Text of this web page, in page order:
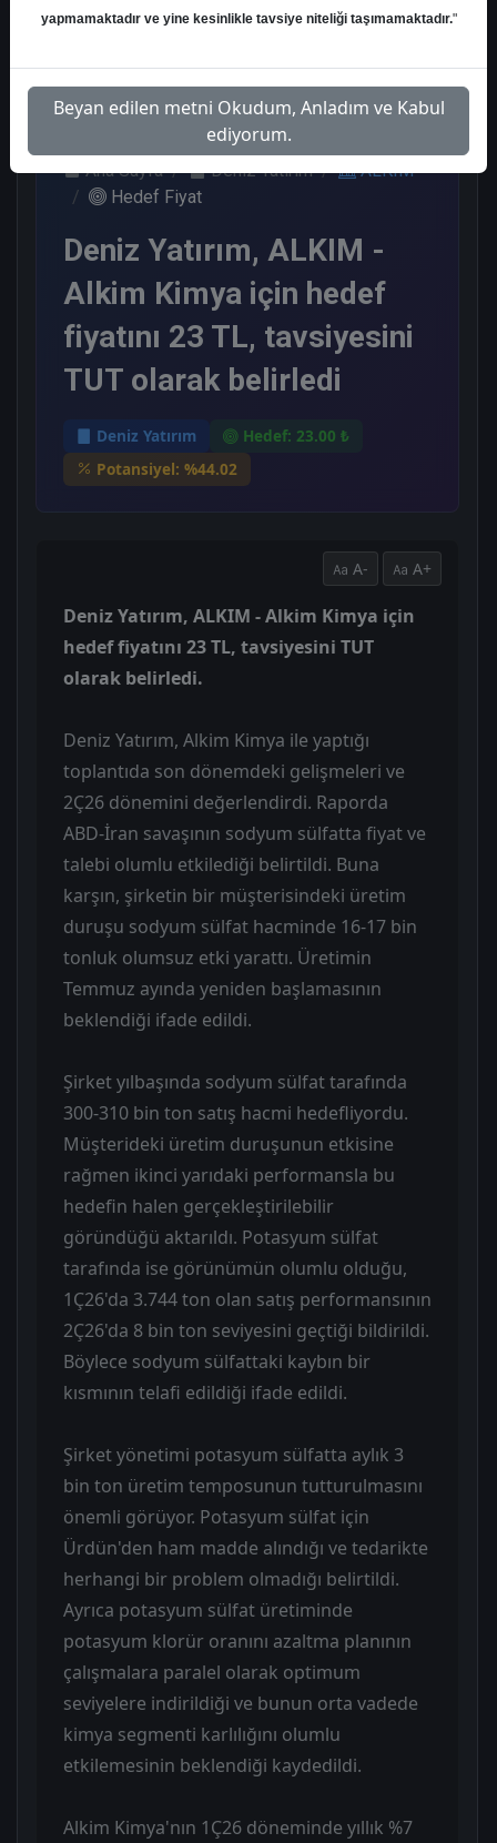
1
Ana Sayfa Deniz Yatırım
ALKIM
Hedef Fiyat
Deniz Yatırım, ALKIM -
Alkim Kimya için hedef
fiyatını 23 TL, tavsiyesini
TUT olarak belirledi
Deniz Yatırım
Hedef: 23.00 ₺
Potansiyel: %44.02
A- A+
Deniz Yatırım, ALKIM - Alkim Kimya için
hedef fiyatını 23 TL, tavsiyesini TUT
olarak belirledi.
Deniz Yatırım, Alkim Kimya ile yaptığı
toplantıda son dönemdeki gelişmeleri ve
2Ç26 dönemini değerlendirdi. Raporda
ABD-İran savaşının sodyum sülfatta fiyat ve
talebi olumlu etkilediği belirtildi. Buna
karşın, şirketin bir müşterisindeki üretim
duruşu sodyum sülfat hacminde 16-17 bin
tonluk olumsuz etki yarattı. Üretimin
Temmuz ayında yeniden başlamasının
beklendiği ifade edildi.
Şirket yılbaşında sodyum sülfat tarafında
300-310 bin ton satış hacmi hedefliyordu.
Müşterideki üretim duruşunun etkisine
rağmen ikinci yarıdaki performansla bu
hedefin halen gerçekleştirilebilir
göründüğü aktarıldı. Potasyum sülfat
tarafında ise görünümün olumlu olduğu,
1Ç26'da 3.744 ton olan satış performansının
2Ç26'da 8 bin ton seviyesini geçtiği bildirildi.
Böylece sodyum sülfattaki kaybın bir
kısmının telafi edildiği ifade edildi.
Şirket yönetimi potasyum sülfatta aylık 3
bin ton üretim temposunun tutturulmasını
önemli görüyor. Potasyum sülfat için
Ürdün'den ham madde alındığı ve tedarikte
herhangi bir problem olmadığı belirtildi.
Ayrıca potasyum sülfat üretiminde
potasyum klorür oranını azaltma planının
çalışmalara paralel olarak optimum
seviyelere indirildiği ve bunun orta vadede
kimya segmenti karlılığını olumlu
etkilemesinin beklendiği kaydedildi.
Alkim Kimya'nın 1Ç26 döneminde yıllık %7
yapmamaktadır ve yine kesinlikle tavsiye niteliği taşımamaktadır."
Beyan edilen metni Okudum, Anladım ve Kabul
ediyorum.